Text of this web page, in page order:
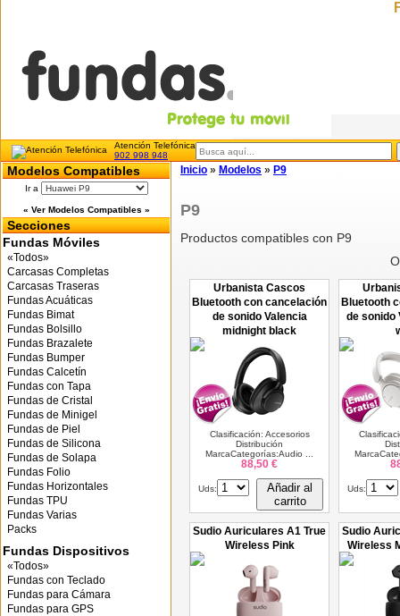
Atención Telefónica
902 998 948
Modelos Compatibles
Ir a
« Ver Modelos Compatibles »
Secciones
Fundas Móviles
«Todos»
Carcasas Completas
Carcasas Traseras
Fundas Acuáticas
Fundas Bimat
Fundas Bolsillo
Fundas Brazalete
Fundas Bumper
Fundas Calcetín
Fundas con Tapa
Fundas de Cristal
Fundas de Minigel
Fundas de Piel
Fundas de Silicona
Fundas de Solapa
Fundas Folio
Fundas Horizontales
Fundas TPU
Fundas Varias
Packs
Fundas Dispositivos
«Todos»
Fundas con Teclado
Fundas para Cámara
Fundas para GPS
Inicio » Modelos » P9
P9
Productos compatibles con P9
Urbanista Cascos
Bluetooth con cancelación
de sonido Valencia
midnight black
Clasificación: Accesorios
Distribución
MarcaCategorías:Audio ...
88,50 €
Uds:
Añadir al
carrito
Bluetooth
de sonido
Uds:
Sudio Auriculares A1 True
Wireless Pink
Sudio
Wireless